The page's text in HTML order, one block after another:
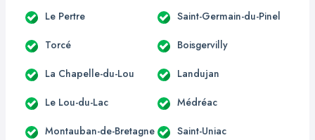
Le Pertre Saint-Germain-du-Pinel
Torcé Boisgervilly
La Chapelle-du-Lou Landujan
Le Lou-du-Lac Médréac
Montauban-de-Bretagne Saint-Uniac